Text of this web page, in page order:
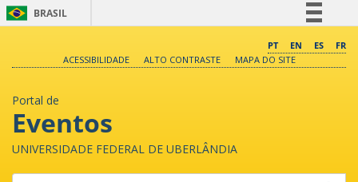
BRASIL
Comunica BR
PT EN ES
FR
ACESSIBILIDADE
ALTO CONTRASTE MAPA DO SITE
Portal de
Eventos
UNIVERSIDADE FEDERAL DE UBERLÂNDIA